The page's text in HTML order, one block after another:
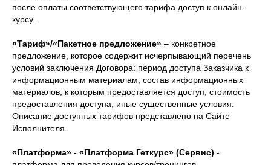
после оплаты соответствующего тарифа доступ к онлайн-
курсу.
«Тариф»/«Пакетное предложение» – конкретное
предложение, которое содержит исчерпывающий перечень
условий заключения Договора: период доступа Заказчика к
информационным материалам, состав информационных
материалов, к которым предоставляется доступ, стоимость
предоставления доступа, иные существенные условия.
Описание доступных тарифов представлено на Сайте
Исполнителя.
«Платформа» - «Платформа Геткурс» (Сервис) -